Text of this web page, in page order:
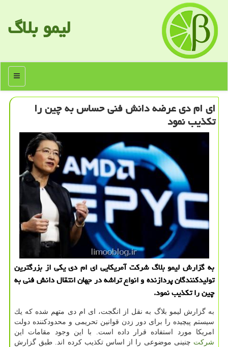
لیمو بلاگ
منو
ای ام دی عرضه دانش فنی حساس به چین را
تكذیب نمود
به گزارش لیمو بلاگ شركت آمریكایی ای ام دی یكی از بزرگترین
تولیدكنندگان پردازنده و انواع تراشه در جهان انتقال دانش فنی به
چین را تكذیب نمود.
به گزارش لیمو بلاگ به نقل از انگجت، ای ام دی متهم شده كه یك
سیستم پیچیده را برای دور زدن قوانین تحریمی و محدودكننده دولت
امریكا مورد استفاده قرار داده است. با این وجود مقامات این
شركت چنینی موضوعی را از اساس تكذیب كرده اند. طبق گزارش